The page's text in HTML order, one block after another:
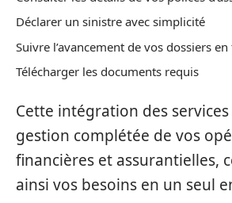
Déclarer un sinistre avec simplicité
Suivre l’avancement de vos dossiers
Télécharger les documents requis
Cette intégration des
gestion complétée de vos
financières et assurantielles,
ainsi vos besoins en un seul